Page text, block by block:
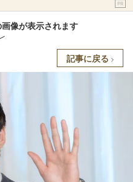
PR
像が表示されます
記事に戻る